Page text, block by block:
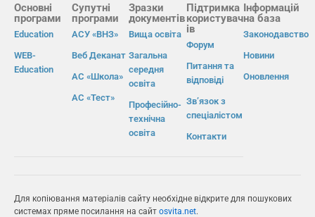
Основні
програми
Education
WEB-
Education
Супутні
програми
АСУ «ВНЗ»
Веб Деканат
АС «Школа»
АС «Тест»
Зразки
документів
Вища освіта
Загальна
середня
освіта
Професійно-
технічна
освіта
Підтримка
користувач
ів
Форум
Питання та
відповіді
Зв’язок з
спеціалістом
Контакти
Інформацій
на база
Законодавство
Новини
Оновлення
Для копіювання матеріалів сайту необхідне відкрите для пошукових
системах пряме посилання на сайт osvita.net.